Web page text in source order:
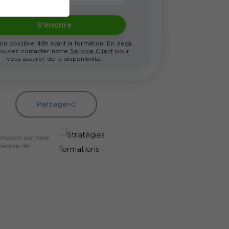
S'inscrire
possible 48h avant la formation. En deçà,
contacter notre Service Clientpour
vous assurer de la disponibilité.
Partager
est faite
de